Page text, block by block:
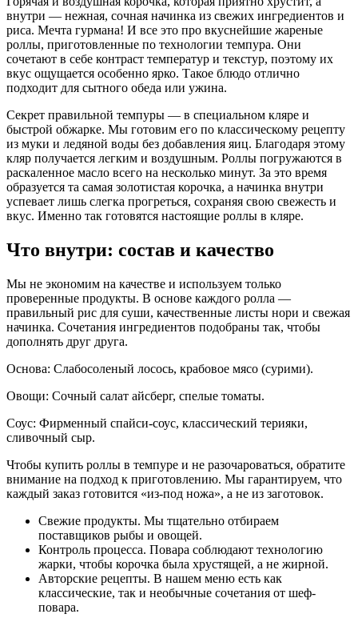
внутри — нежная, сочная начинка из свежих ингредиентов и
риса. Мечта гурмана! И все это про вкуснейшие жареные
роллы, приготовленные по технологии темпура. Они
сочетают в себе контраст температур и текстур, поэтому их
вкус ощущается особенно ярко. Такое блюдо отлично
подходит для сытного обеда или ужина.
Секрет правильной темпуры — в специальном кляре и
быстрой обжарке. Мы готовим его по классическому рецепту
из муки и ледяной воды без добавления яиц. Благодаря этому
кляр получается легким и воздушным. Роллы погружаются в
раскаленное масло всего на несколько минут. За это время
образуется та самая золотистая корочка, а начинка внутри
успевает лишь слегка прогреться, сохраняя свою свежесть и
вкус. Именно так готовятся настоящие роллы в кляре.
Что внутри: состав и качество
Мы не экономим на качестве и используем только
проверенные продукты. В основе каждого ролла —
правильный рис для суши, качественные листы нори и свежая
начинка. Сочетания ингредиентов подобраны так, чтобы
дополнять друг друга.
Основа: Слабосоленый лосось, крабовое мясо (сурими).
Овощи: Сочный салат айсберг, спелые томаты.
Соус: Фирменный спайси-соус, классический терияки,
сливочный сыр.
Чтобы купить роллы в темпуре и не разочароваться, обратите
внимание на подход к приготовлению. Мы гарантируем, что
каждый заказ готовится «из-под ножа», а не из заготовок.
Свежие продукты. Мы тщательно отбираем
поставщиков рыбы и овощей.
Контроль процесса. Повара соблюдают технологию
жарки, чтобы корочка была хрустящей, а не жирной.
Авторские рецепты. В нашем меню есть как
классические, так и необычные сочетания от шеф-
повара.